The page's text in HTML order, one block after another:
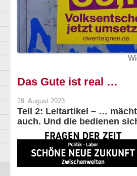
Das Gute ist real …
29. August 2023
Teil 2: Leitartikel – …
auch. Und die bedienen